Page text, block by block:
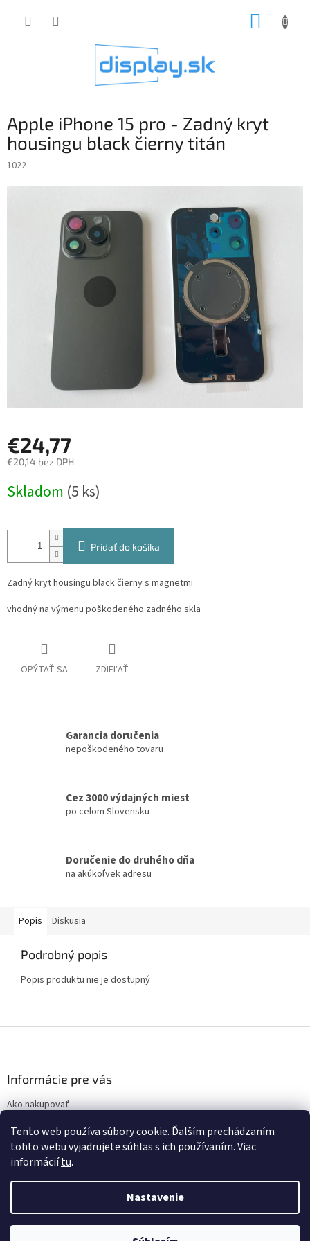
Tento web používa súbory cookie. Ďalším prechádzaním
tohto webu vyjadrujete súhlas s ich používaním. Viac
informáciítu.
Nastavenie
Apple iPhone 15 pro - Zadný kryt
housingu black čierny titán
1022
€24,77
€20,14 bez DPH
cena:
Skladom (5 ks)
Pridať do košíka
Zadný kryt housingu black čierny s magnetmi
vhodný na výmenu poškodeného zadného skla
OPÝTAŤ SA ZDIEĽAŤ
Garancia doručenia
nepoškodeného tovaru
Cez 3000 výdajných miest
po celom Slovensku
Doručenie do druhého dňa
na akúkoľvek adresu
Popis Diskusia
Podrobný popis
Popis produktu nie je dostupný
i
Informácie pre vás
Ako nakupovať
Podmienky ochrany osobných údajov
Vytvoril Shoptet